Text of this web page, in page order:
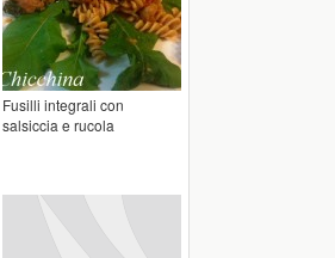
Fusilli integrali con
salsiccia e rucola